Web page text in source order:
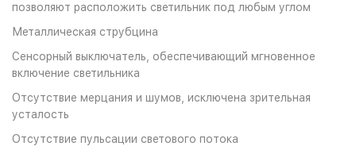
позволяют расположить светильник под любым углом
Металлическая струбцина
Сенсорный выключатель, обеспечивающий мгновенное
включение светильника
Отсутствие мерцания и шумов, исключена зрительная
усталость
Отсутствие пульсации светового потока